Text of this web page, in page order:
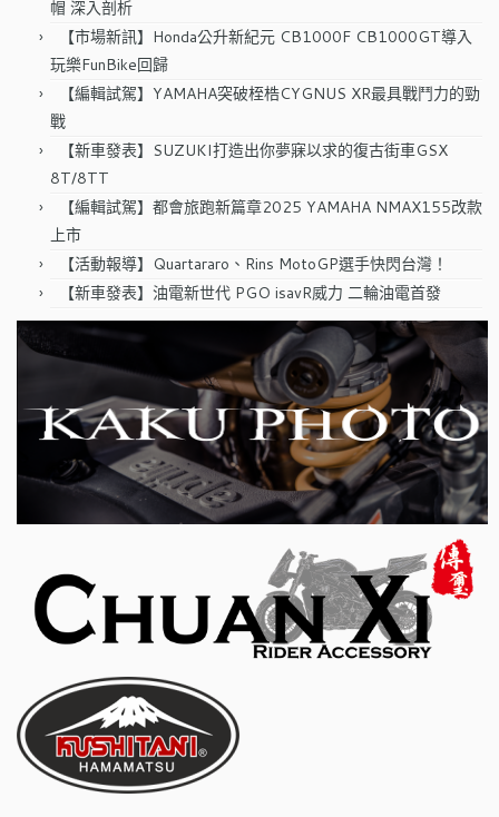
帽 深入剖析
【市場新訊】Honda公升新紀元 CB1000F CB1000GT導入
玩樂FunBike回歸
【編輯試駕】YAMAHA突破桎梏CYGNUS XR最具戰鬥力的勁
戰
【新車發表】SUZUKI打造出你夢寐以求的復古街車GSX
8T/8TT
【編輯試駕】都會旅跑新篇章2025 YAMAHA NMAX155改款
上市
【活動報導】Quartararo、Rins MotoGP選手快閃台灣！
【新車發表】油電新世代 PGO isavR威力 二輪油電首發